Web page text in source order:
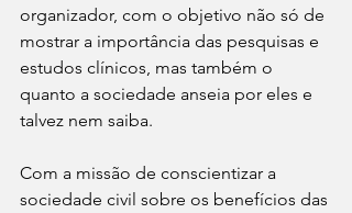
organizador, com o objetivo não só de
mostrar a importância das pesquisas e
estudos clínicos, mas também o
quanto a sociedade anseia por eles e
talvez nem saiba.
Com a missão de conscientizar a
sociedade civil sobre os benefícios das